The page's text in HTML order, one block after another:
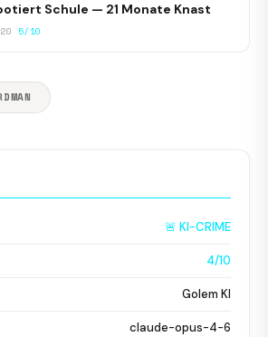
Schule — 21 Monate Knast
5/10
🚨 KI-CRIME
4/10
Golem KI
claude-opus-4-6